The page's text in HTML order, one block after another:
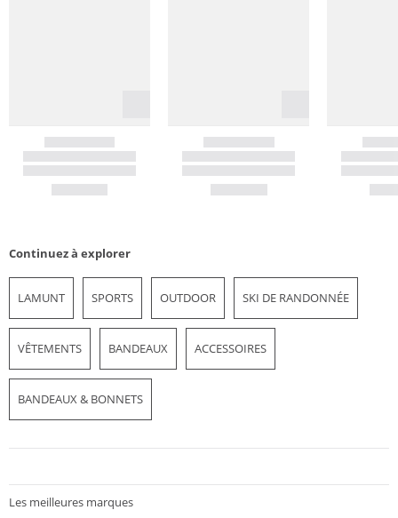
Continuez à explorer
LAMUNT SPORTS OUTDOOR SKI DE RANDONNÉE
VÊTEMENTS BANDEAUX ACCESSOIRES
BANDEAUX & BONNETS
Les meilleures marques